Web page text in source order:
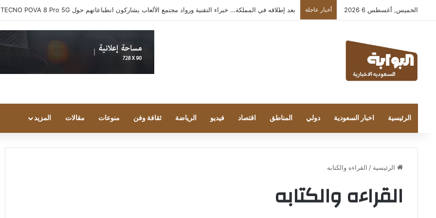
الخميس, أغسطس 6 2026 أخبار عاجلة بعد إطلاقه في المملكة… خبراء التقنية ورواد مجتمع الألعاب يشاركون انطباعاتهم حول TECNO POVA 8 Pro 5G
الرئيسية اخبار السعودية دولي المناطق اقتصاد فيديو الرياضة ثقافة وفن منوعات مقالات المزيد
الرئيسية / القراءه والكتابه
القراءه والكتابه